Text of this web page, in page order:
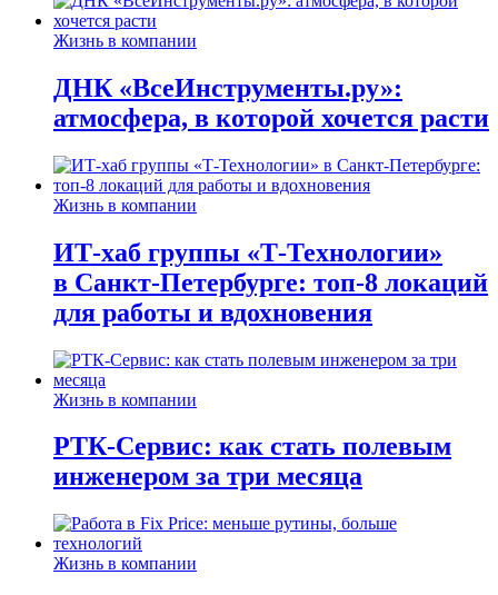
Жизнь в компании
ДНК «ВсеИнструменты.ру»:
атмосфера, в которой хочется расти
Жизнь в компании
ИТ-хаб группы «Т-Технологии»
в Санкт-Петербурге: топ-8 локаций
для работы и вдохновения
Жизнь в компании
РТК-Сервис: как стать полевым
инженером за три месяца
Жизнь в компании